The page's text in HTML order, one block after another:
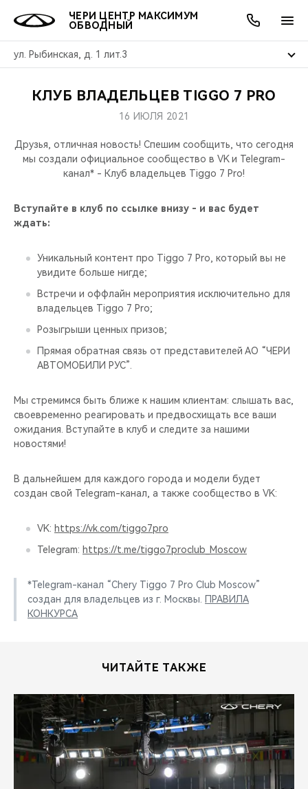
ЧЕРИ ЦЕНТР МАКСИМУМ
ОБВОДНЫЙ
ул. Рыбинская, д. 1 лит.3
МОДЕЛИ
КРОССОВЕРЫ
СЕДАНЫ
НОВИНКИ
ПОКУПАТЕЛЯМ
КРЕДИТ И СТРАХОВАНИЕ
ВЛАДЕЛЬЦАМ
ЗАПЧАСТИ И АКСЕССУАРЫ
ПОДДЕРЖКА
МИР CHERY
CHERY В СОЦСЕТЯХ
БЛАГОТВОРИТЕЛЬНОСТЬ
CHERY REMOTE
CHERY CONNECT
НАШИ МЕРОПРИЯТИЯ
ВИДЕООБЗОРЫ
CHERY ДЛЯ ДЕТЕЙ
АКЦИИ
ОНЛАЙН СЕРВИСЫ
О КОМПАНИИ
МЫ В СОЦСЕТЯХ
КЛУБ ВЛАДЕЛЬЦЕВ TIGGO 7 PRO
16 ИЮЛЯ 2021
Друзья, отличная новость! Спешим сообщить, что сегодня
мы создали официальное сообщество в VK и Telegram-
канал* - Клуб владельцев Tiggo 7 Pro!
Вступайте в клуб по ссылке внизу - и вас будет
ждать:
Уникальный контент про Tiggo 7 Pro, который вы не
увидите больше нигде;
Встречи и оффлайн мероприятия исключительно для
владельцев Tiggo 7 Pro;
Розыгрыши ценных призов;
Прямая обратная связь от представителей АО “ЧЕРИ
АВТОМОБИЛИ РУС”.
Мы стремимся быть ближе к нашим клиентам: слышать вас,
своевременно реагировать и предвосхищать все ваши
ожидания. Вступайте в клуб и следите за нашими
новостями!
В дальнейшем для каждого города и модели будет
создан свой Telegram-канал, а также сообщество в VK:
VK: https://vk.com/tiggo7pro
Telegram: https://t.me/tiggo7proclub_Moscow
*Telegram-канал “Chery Tiggo 7 Pro Club Moscow”
создан для владельцев из г. Москвы.
ПРАВИЛА
КОНКУРСА
ЧИТАЙТЕ ТАКЖЕ